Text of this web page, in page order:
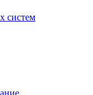
систем